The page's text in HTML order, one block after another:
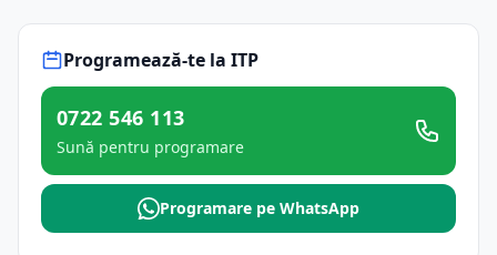
Programează-te la ITP
0722 546 113
Sună pentru programare
Programare pe WhatsApp